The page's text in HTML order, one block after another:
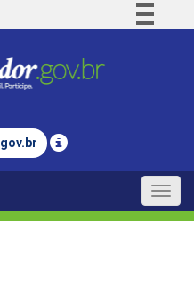
Comunica BR
Legislação
gov.br
Toggle